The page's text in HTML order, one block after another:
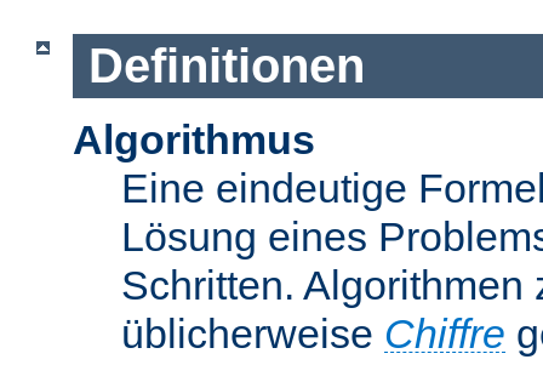
Definitionen
Algorithmus
Eine eindeutige
Lösung eines
Schritten.
üblicherweise Chiffre